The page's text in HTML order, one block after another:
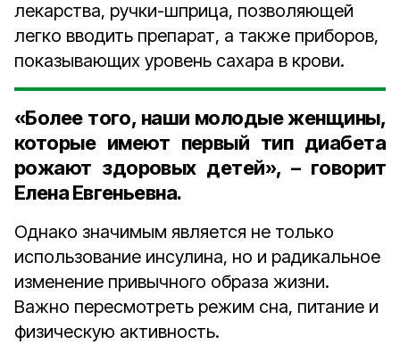
лекарства, ручки-шприца, позволяющей
легко вводить препарат, а также приборов,
показывающих уровень сахара в крови.
«Более того, наши молодые женщины,
которые имеют первый тип диабета
рожают здоровых детей», – говорит
Елена Евгеньевна.
Однако значимым является не только
использование инсулина, но и радикальное
изменение привычного образа жизни.
Важно пересмотреть режим сна, питание и
физическую активность.